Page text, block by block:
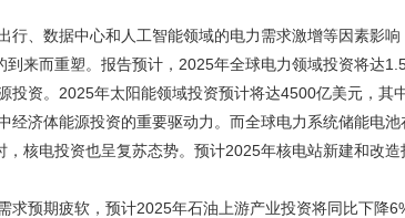
行、数据中心和人工智能领域的电力需求激增等因素影
到来而重塑。报告预计，2025年全球电力领域投资将达
投资。2025年太阳能领域投资预计将达4500亿美元，其
经济体能源投资的重要驱动力。而全球电力系统储能电
，核电投资也呈复苏态势。预计2025年核电站新建和改造
求预期疲软，预计2025年石油上游产业投资将同比下降